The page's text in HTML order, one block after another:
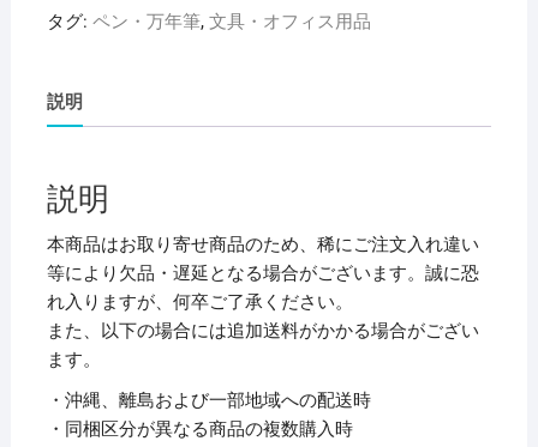
ャ
プ
SHARP
シ
ル
VERY
シ
ャ
楽
0.5mm
(軸
色
タグ: ペン・万年筆, 文具・オフィス用品
説明
説明
本商品はお取り寄せ商品のため、稀にご注文入れ違い
等により欠品・遅延となる場合がございます。誠に恐
れ入りますが、何卒ご了承ください。
また、以下の場合には追加送料がかかる場合がござい
ます。
・沖縄、離島および一部地域への配送時
・同梱区分が異なる商品の複数購入時